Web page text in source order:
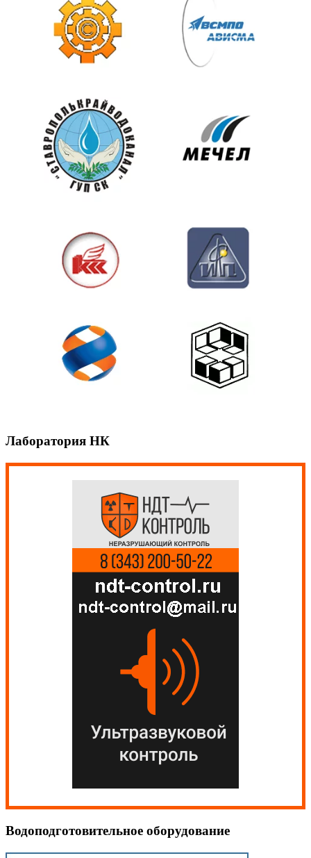
Лаборатория НК
Водоподготовительное оборудование